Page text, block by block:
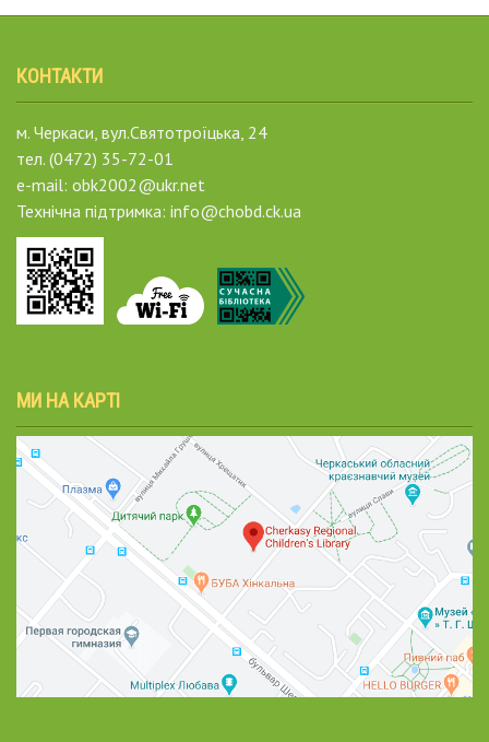
КОНТАКТИ
м. Черкаси, вул.Святотроїцька, 24
тел. (0472) 35-72-01
e-mail: obk2002@ukr.net
Технічна підтримка: info@chobd.ck.ua
МИ НА КАРТІ